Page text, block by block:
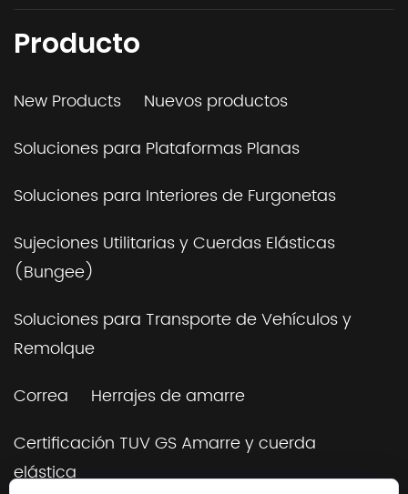
Producto
New Products
Nuevos productos
Soluciones para Plataformas Planas
Soluciones para Interiores de Furgonetas
Sujeciones Utilitarias y Cuerdas Elásticas
(Bungee)
Soluciones para Transporte de Vehículos y
Remolque
Correa
Herrajes de amarre
Certificación TUV GS Amarre y cuerda
elástica